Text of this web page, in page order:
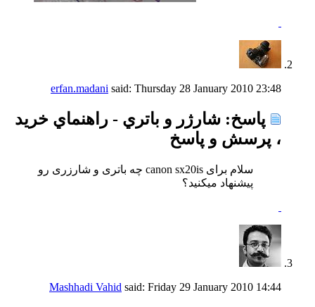
erfan.madani said: Thursday 28 January 2010 23:48
پاسخ: شارژر و باتري - راهنماي خريد
، پرسش و پاسخ
سلام برای canon sx20is چه باتری و شارزری رو
پیشنهاد میکنید؟
Mashhadi Vahid said: Friday 29 January 2010 14:44